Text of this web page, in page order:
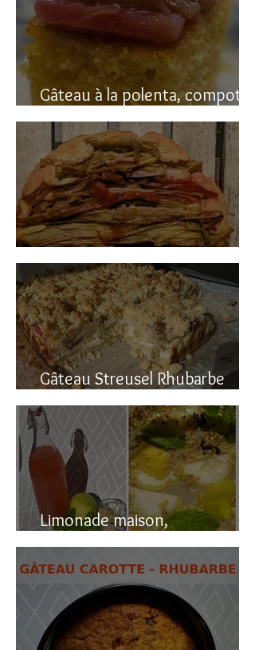
Gâteau à la polenta, compotée
de rhubarbe (sans gluten)
Gâteau renversé à la rhubarbe
Gâteau Streusel Rhubarbe
Pomme, facile et hyper bon!
Limonade maison,
naturellement pétillante!!!